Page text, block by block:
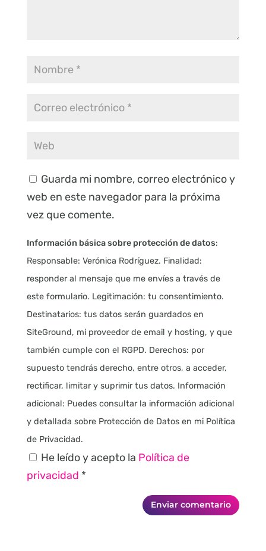
Guarda mi nombre, correo electrónico y
web en este navegador para la próxima
vez que comente.
Información básica sobre protección de datos:
Responsable: Verónica Rodríguez. Finalidad:
responder al mensaje que me envíes a través de
este formulario. Legitimación: tu consentimiento.
Destinatarios: tus datos serán guardados en
SiteGround, mi proveedor de email y hosting, y que
también cumple con el RGPD. Derechos: por
supuesto tendrás derecho, entre otros, a acceder,
rectificar, limitar y suprimir tus datos. Información
adicional: Puedes consultar la información adicional
y detallada sobre Protección de Datos en mi Política
de Privacidad.
He leído y acepto la Política de
privacidad *
Enviar comentario